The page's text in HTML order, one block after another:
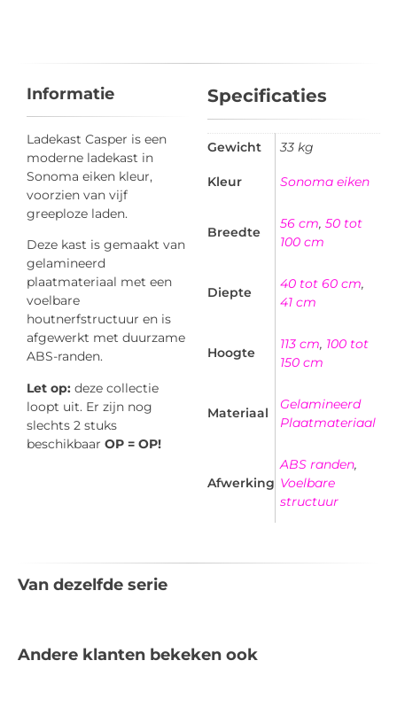
Informatie
Ladekast Casper is een
moderne ladekast in
Sonoma eiken kleur,
voorzien van vijf
greeploze laden.
Deze kast is gemaakt van
gelamineerd
plaatmateriaal met een
voelbare
houtnerfstructuur en is
afgewerkt met duurzame
ABS-randen.
Let op: deze collectie
loopt uit. Er zijn nog
slechts 2 stuks
beschikbaar OP = OP!
Specificaties
Gewicht 33 kg
Kleur Sonoma eiken
Breedte
56 cm, 50 tot
100 cm
Diepte
40 tot 60 cm,
41 cm
Hoogte
113 cm, 100 tot
150 cm
Materiaal
Gelamineerd
Plaatmateriaal
Afwerking
ABS randen,
Voelbare
structuur
Van dezelfde serie
Andere klanten bekeken ook